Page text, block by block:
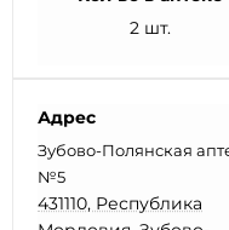
2 шт.
Адрес
Зубово-Полянская
№5
431110, Республика